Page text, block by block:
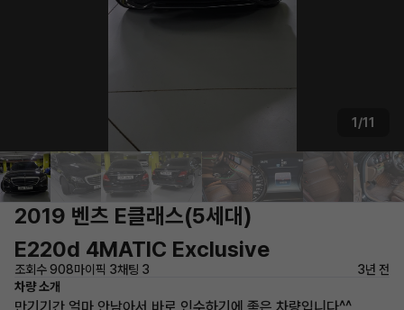
1/11
2019 벤츠 E클래스(5세대)
E220d 4MATIC Exclusive
조회수 908마이픽 3채팅 3
3년 전
차량 소개